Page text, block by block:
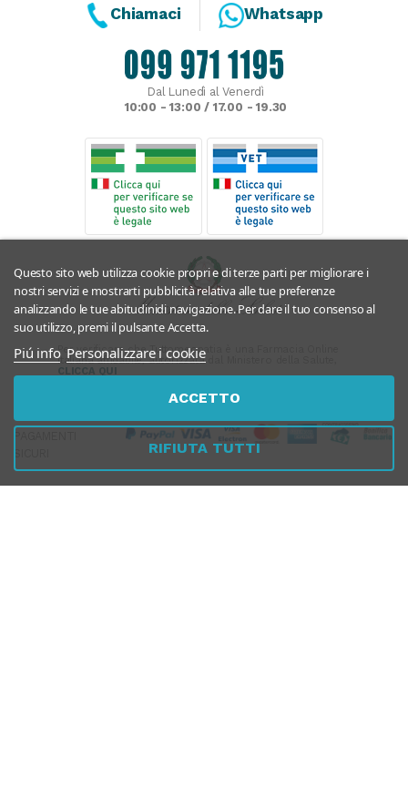
Questo sito web utilizza cookie propri e di terze parti per migliorare i
nostri servizi e mostrarti pubblicità relativa alle tue preferenze
analizzando le tue abitudinidi navigazione. Per dare il tuo consenso al
suo utilizzo, premi il pulsante Accetta.
Piú info Personalizzare i cookie
RIFIUTA TUTTI
ACCETTO
Chiamaci Whatsapp
Dal Lunedì al Venerdì
10:00 - 13:00 / 17.00 - 19.30
Per verificare che Tuttomeopatia è una Farmacia Online
Italiana affidabile, autorizzata dal Ministero della Salute,
CLICCA QUI